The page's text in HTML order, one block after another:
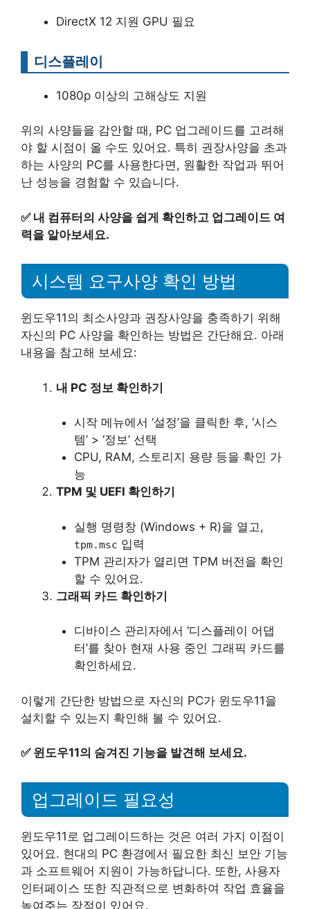
DirectX 12 지원 GPU 필요
디스플레이
1080p 이상의 고해상도 지원
위의 사양들을 감안할 때, PC 업그레이드를 고려해
야 할 시점이 올 수도 있어요. 특히 권장사양을 초과
하는 사양의 PC를 사용한다면, 원활한 작업과 뛰어
난 성능을 경험할 수 있습니다.
✅ 내 컴퓨터의 사양을 쉽게 확인하고 업그레이드 여
력을 알아보세요.
시스템 요구사양 확인 방법
윈도우11의 최소사양과 권장사양을 충족하기 위해
자신의 PC 사양을 확인하는 방법은 간단해요. 아래
내용을 참고해 보세요:
내 PC 정보 확인하기
시작 메뉴에서 ‘설정’을 클릭한 후, ‘시스
템’ > ‘정보’ 선택
CPU, RAM, 스토리지 용량 등을 확인 가
능
TPM 및 UEFI 확인하기
실행 명령창 (Windows + R)을 열고,
tpm.msc 입력
TPM 관리자가 열리면 TPM 버전을 확인
할 수 있어요.
그래픽 카드 확인하기
디바이스 관리자에서 ‘디스플레이 어댑
터’를 찾아 현재 사용 중인 그래픽 카드를
확인하세요.
이렇게 간단한 방법으로 자신의 PC가 윈도우11을
설치할 수 있는지 확인해 볼 수 있어요.
✅ 윈도우11의 숨겨진 기능을 발견해 보세요.
업그레이드 필요성
윈도우11로 업그레이드하는 것은 여러 가지 이점이
있어요. 현대의 PC 환경에서 필요한 최신 보안 기능
과 소프트웨어 지원이 가능하답니다. 또한, 사용자
인터페이스 또한 직관적으로 변화하여 작업 효율을
높여주는 장점이 있어요.